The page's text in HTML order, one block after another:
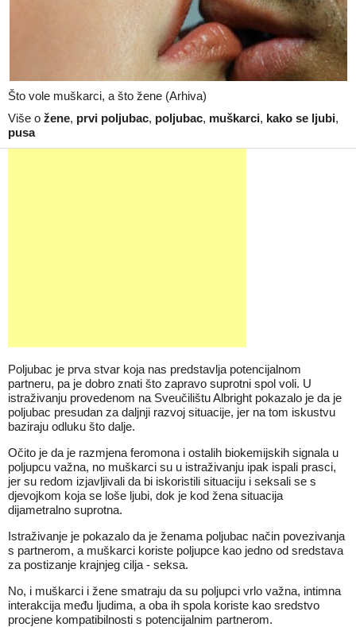
Što vole muškarci, a što žene (Arhiva)
Više o žene, prvi poljubac, poljubac, muškarci, kako se ljubi,
pusa
Poljubac je prva stvar koja nas predstavlja potencijalnom
partneru, pa je dobro znati što zapravo suprotni spol voli. U
istraživanju provedenom na Sveučilištu Albright pokazalo je da je
poljubac presudan za daljnji razvoj situacije, jer na tom iskustvu
baziraju odluku što dalje.
Očito je da je razmjena feromona i ostalih biokemijskih signala u
poljupcu važna, no muškarci su u istraživanju ipak ispali prasci,
jer su redom izjavljivali da bi iskoristili situaciju i seksali se s
djevojkom koja se loše ljubi, dok je kod žena situacija
dijametralno suprotna.
Istraživanje je pokazalo da je ženama poljubac način povezivanja
s partnerom, a muškarci koriste poljupce kao jedno od sredstava
za postizanje krajnjeg cilja - seksa.
No, i muškarci i žene smatraju da su poljupci vrlo važna, intimna
interakcija među ljudima, a oba ih spola koriste kao sredstvo
procjene kompatibilnosti s potencijalnim partnerom.